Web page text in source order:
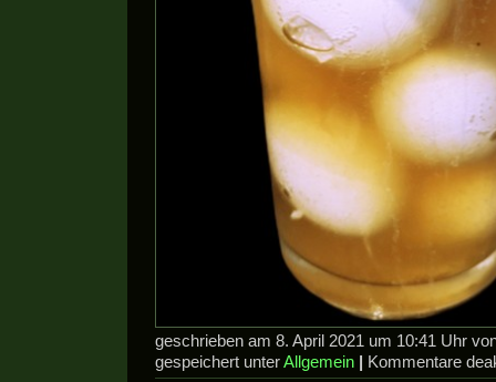
geschrieben am 8. April 2021 um 10:41 Uhr
gespeichert unterAllgemein Kommentare